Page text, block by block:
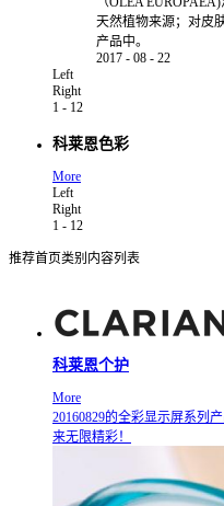
天然植物来源；对皮
产品中。
2017 - 08 - 22
Left
Right
1 - 12
科莱恩色彩
More
Left
Right
1 - 12
推荐首页类别内容列表
科莱恩个护
More
20160829的全彩显示屏系列
来无限精彩！